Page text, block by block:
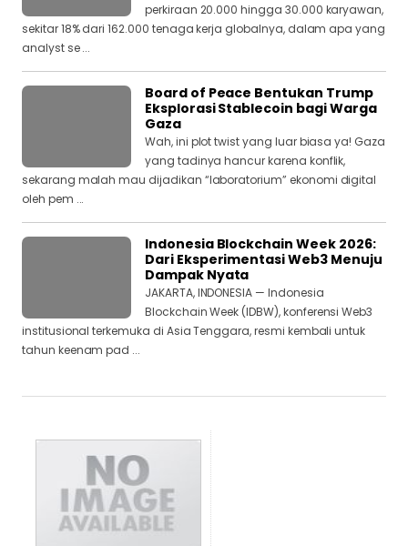
perkiraan 20.000 hingga 30.000 karyawan,
sekitar 18% dari 162.000 tenaga kerja globalnya, dalam apa yang
analyst se ...
Board of Peace Bentukan Trump
Eksplorasi Stablecoin bagi Warga
Gaza
Wah, ini plot twist yang luar biasa ya! Gaza
yang tadinya hancur karena konflik,
sekarang malah mau dijadikan “laboratorium” ekonomi digital
oleh pem ...
Indonesia Blockchain Week 2026:
Dari Eksperimentasi Web3 Menuju
Dampak Nyata
JAKARTA, INDONESIA — Indonesia
Blockchain Week (IDBW), konferensi Web3
institusional terkemuka di Asia Tenggara, resmi kembali untuk
tahun keenam pad ...